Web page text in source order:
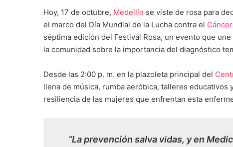
Hoy, 17 de octubre, Medellín se viste de rosa para
el marco del Día Mundial de la Lucha contra el
séptima edición del Festival Rosa, un evento que
la comunidad sobre la importancia del diagnóstico
Desde las 2:00 p. m. en la plazoleta principal del
llena de música, rumba aeróbica, talleres
resiliencia de las mujeres que enfrentan esta
“La prevención salva vidas, y en